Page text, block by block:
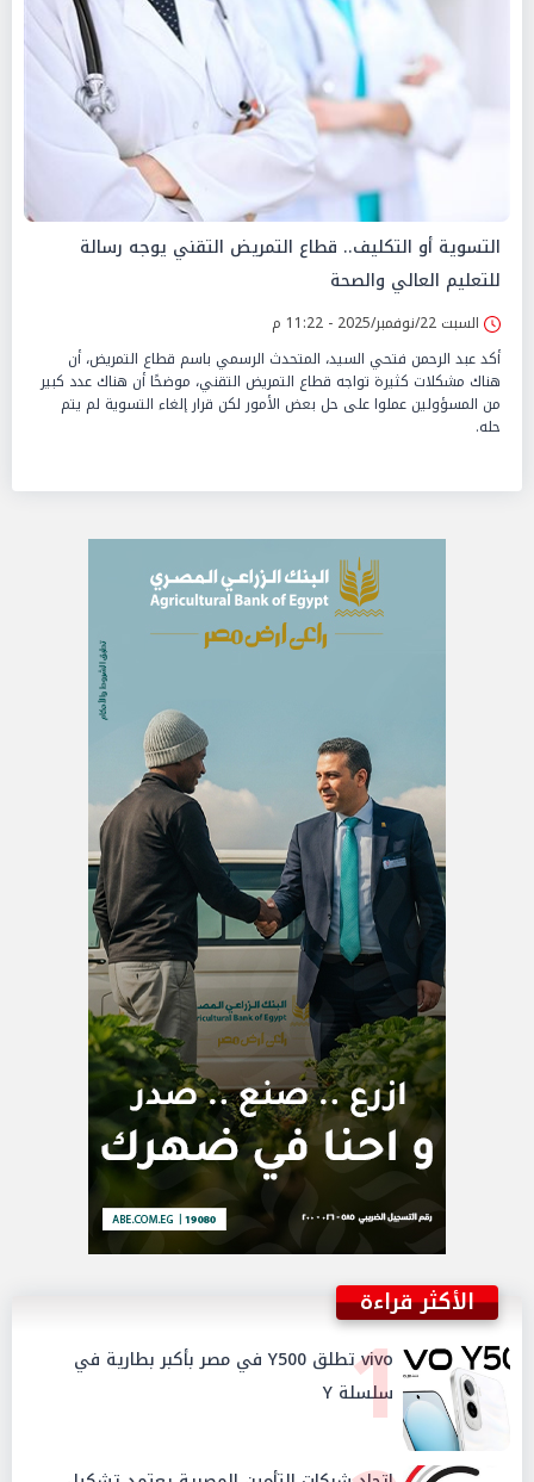
التسوية أو التكليف.. قطاع التمريض التقني يوجه رسالة
للتعليم العالي والصحة
السبت 22/نوفمبر/2025 - 11:22 م
أكد عبد الرحمن فتحي السيد، المتحدث الرسمي باسم قطاع التمريض، أن
هناك مشكلات كثيرة تواجه قطاع التمريض التقني، موضحًا أن هناك عدد كبير
من المسؤولين عملوا على حل بعض الأمور لكن قرار إلغاء التسوية لم يتم
حله.
الأكثر قراءة
1
vivo تطلق Y500 في مصر بأكبر بطارية في
سلسلة Y